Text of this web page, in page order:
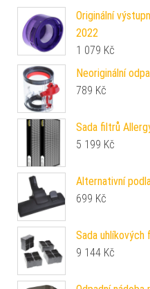
Originální
2022
1 079 Kč
Neoriginální
789 Kč
Sada filtrů
5 199 Kč
Alternativní
699 Kč
Sada
9 144 Kč